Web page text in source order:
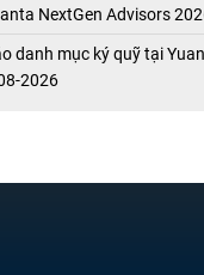
NextGen Advisors
danh mục ký quỹ tại
2026